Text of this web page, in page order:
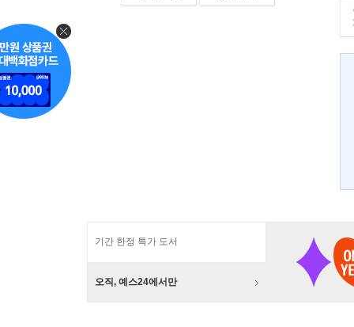
기간 한정 특가 도서
오직, 예스24에서만